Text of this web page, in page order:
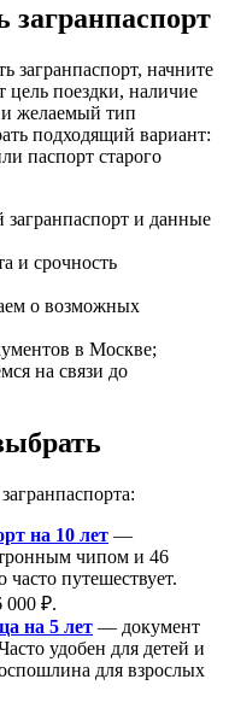
загранпаспорт
загранпаспорт, начните
цель поездки, наличие
и желаемый тип
подходящий вариант:
паспорт старого
и данные
и срочность
о возможных
в Москве;
на связи до
на 10 лет —
чипом и 46
путешествует.
000 ₽.
на 5 лет — документ
удобен для детей и
для взрослых